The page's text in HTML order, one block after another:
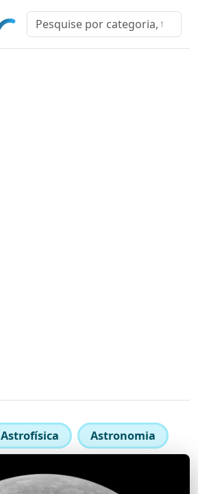
Astrofísica Astronomia